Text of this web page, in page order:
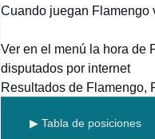
Cuando juegan Flamengo
Ver en el menú la hora de
disputados por internet
Resultados de Flamengo,
▶ Tabla de posiciones